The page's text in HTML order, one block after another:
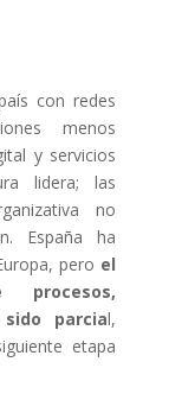
con redes
menos
y servicios
lidera; las
no
España ha
pero el
procesos,
parcial,
etapa